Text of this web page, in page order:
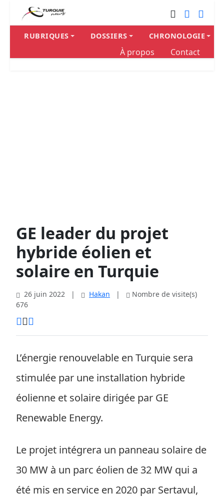
RUBRIQUES DOSSIERS CHRONOLOGIE
À propos Contact
GE leader du projet
hybride éolien et
solaire en Turquie
26 juin 2022 | Hakan |
Nombre de visite(s)
676
L’énergie renouvelable en Turquie sera
stimulée par une installation hybride
éolienne et solaire dirigée par GE
Renewable Energy.
Le projet intégrera un panneau solaire de
30 MW à un parc éolien de 32 MW qui a
été mis en service en 2020 par Sertavul,